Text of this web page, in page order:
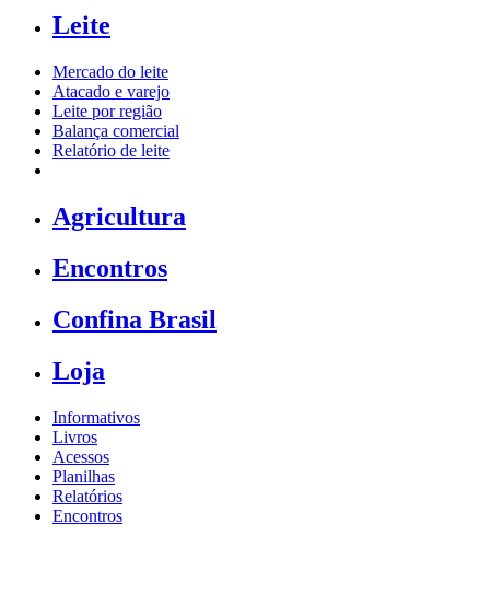
Leite
Mercado do leite
Atacado e varejo
Leite por região
Balança comercial
Relatório de leite
Agricultura
Encontros
Confina Brasil
Loja
Informativos
Livros
Acessos
Planilhas
Relatórios
Encontros